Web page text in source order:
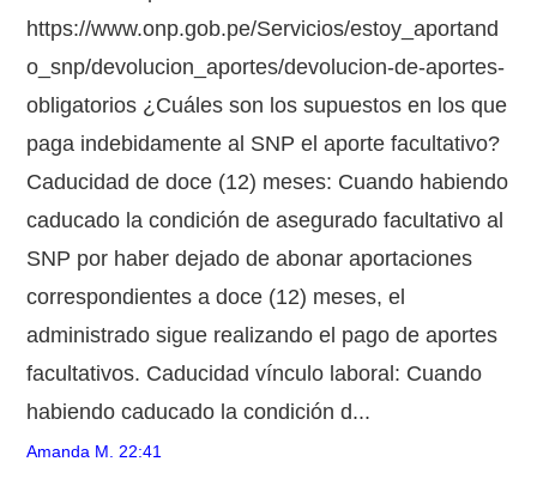
https://www.onp.gob.pe/Servicios/estoy_aportand
o_snp/devolucion_aportes/devolucion-de-aportes-
obligatorios ¿Cuáles son los supuestos en los que
paga indebidamente al SNP el aporte facultativo?
Caducidad de doce (12) meses: Cuando habiendo
caducado la condición de asegurado facultativo al
SNP por haber dejado de abonar aportaciones
correspondientes a doce (12) meses, el
administrado sigue realizando el pago de aportes
facultativos. Caducidad vínculo laboral: Cuando
habiendo caducado la condición d...
Amanda M. 22:41